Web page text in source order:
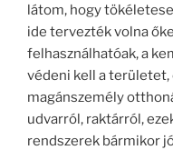
látom, hogy
ide tervezték volna
felhasználhatóak, a
védeni kell a
magánszemély
udvarról, raktárról,
rendszerek bármikor